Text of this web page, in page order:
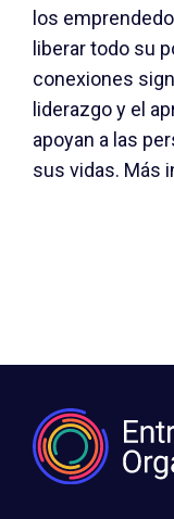
los
liberar todo su
conexiones
liderazgo y el
apoyan a las
sus vidas. Más